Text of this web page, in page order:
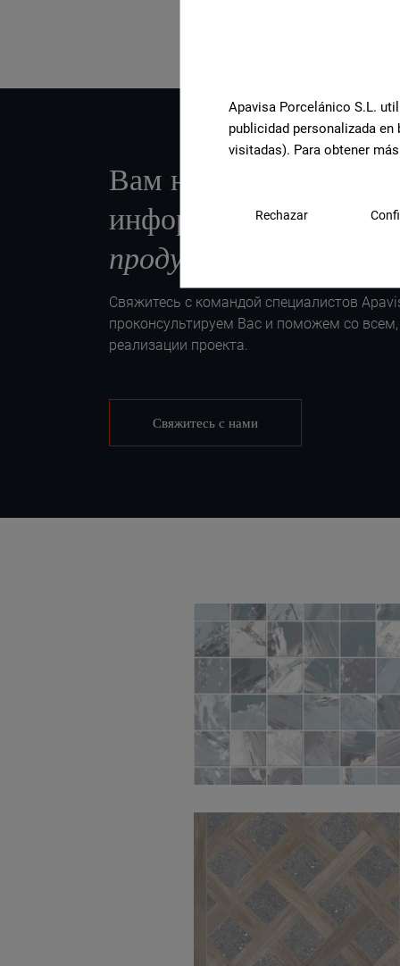
Вам нужна
информация или
продукту
Свяжитесь с командой специалистов
проконсультируем Вас и поможем со
реализации проекта.
Свяжитесь с нами
Oleo Green Nat Mos
5X5 30X30
Apavisa Porcelánico S.L.
publicidad personalizada
visitadas). Para obtener
Rechazar